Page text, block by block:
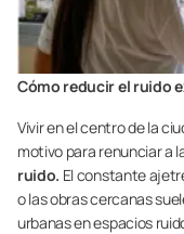
Cómo reducir el ruido
Vivir en el centro de la
motivo para renunciar a
ruido. El constante
o las obras cercanas
urbanas en espacios